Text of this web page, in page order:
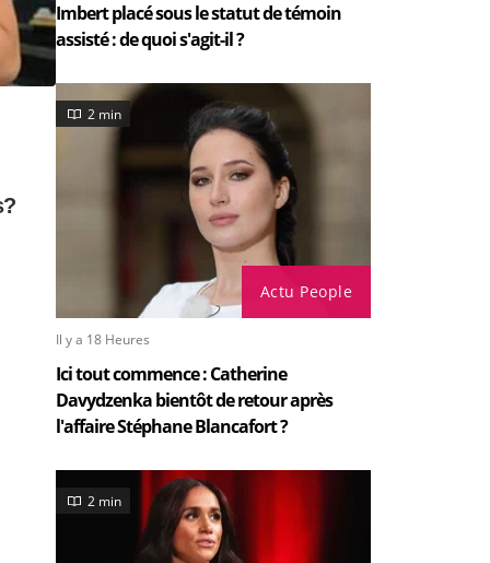
Imbert placé sous le statut de témoin
assisté : de quoi s'agit-il ?
Actu People
2 min
Il y a 18 Heures
Ici tout commence : Catherine
Davydzenka bientôt de retour après
l'affaire Stéphane Blancafort ?
2 min